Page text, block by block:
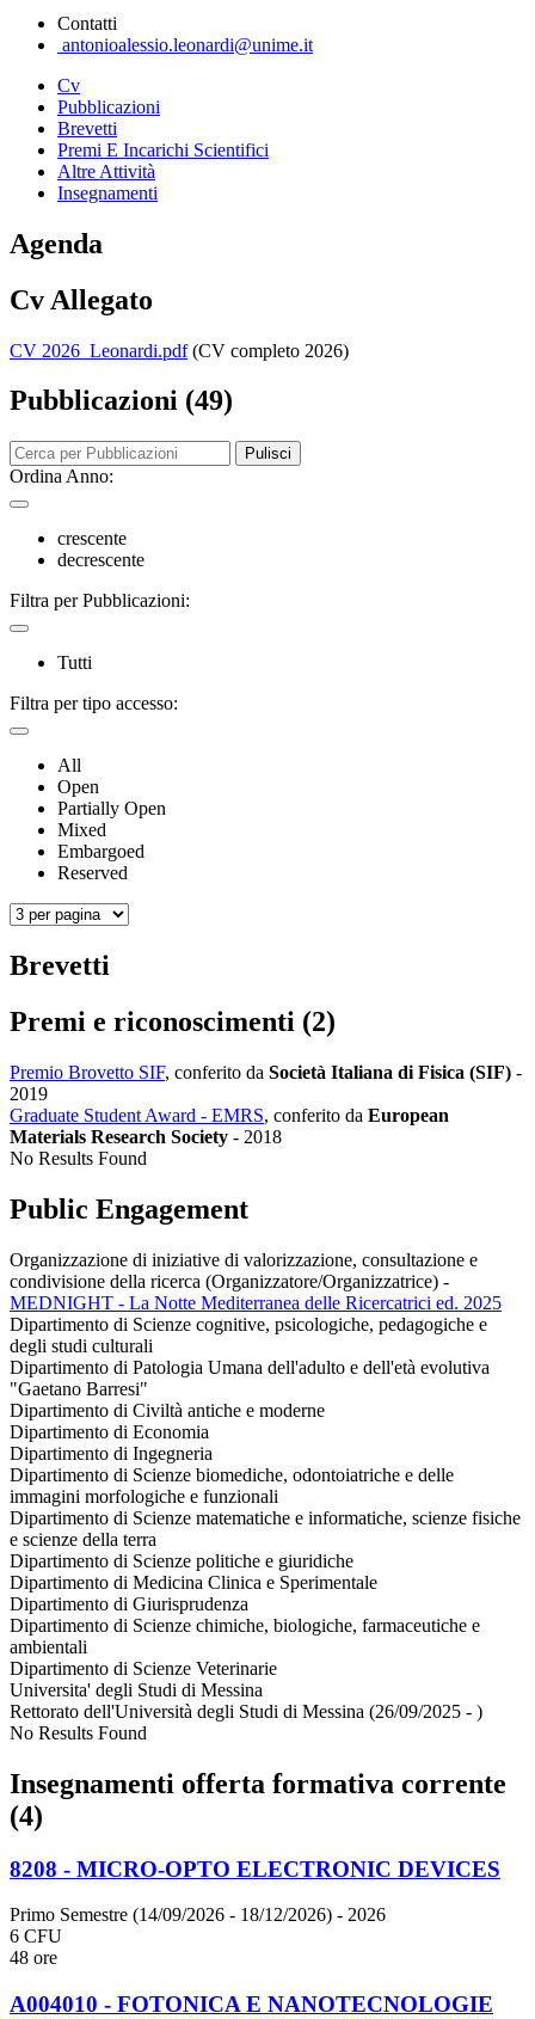
Contatti
antonioalessio.leonardi@unime.it
Cv
Pubblicazioni
Brevetti
Premi E Incarichi Scientifici
Altre Attività
Insegnamenti
Agenda
Cv Allegato
CV 2026_Leonardi.pdf(CV completo 2026)
Pubblicazioni (49)
Pulisci
Ordina Anno:
crescente
decrescente
Filtra per Pubblicazioni:
Tutti
Filtra per tipo accesso:
All
Open
Partially Open
Mixed
Embargoed
Reserved
Brevetti
Premi e riconoscimenti (2)
Premio Brovetto SIF, conferito da Società Italiana di Fisica (SIF) -
2019
Graduate Student Award - EMRS, conferito da European
Materials Research Society - 2018
No Results Found
Public Engagement
Organizzazione di iniziative di valorizzazione, consultazione e
condivisione della ricerca (Organizzatore/Organizzatrice) -
MEDNIGHT - La Notte Mediterranea delle Ricercatrici ed. 2025
Dipartimento di Scienze cognitive, psicologiche, pedagogiche e
degli studi culturali
Dipartimento di Patologia Umana dell'adulto e dell'età evolutiva
"Gaetano Barresi"
Dipartimento di Civiltà antiche e moderne
Dipartimento di Economia
Dipartimento di Ingegneria
Dipartimento di Scienze biomediche, odontoiatriche e delle
immagini morfologiche e funzionali
Dipartimento di Scienze matematiche e informatiche, scienze fisiche
e scienze della terra
Dipartimento di Scienze politiche e giuridiche
Dipartimento di Medicina Clinica e Sperimentale
Dipartimento di Giurisprudenza
Dipartimento di Scienze chimiche, biologiche, farmaceutiche e
ambientali
Dipartimento di Scienze Veterinarie
Universita' degli Studi di Messina
Rettorato dell'Università degli Studi di Messina (26/09/2025 - )
No Results Found
Insegnamenti offerta formativa corrente
(4)
8208 - MICRO-OPTO ELECTRONIC DEVICES
Primo Semestre (14/09/2026 - 18/12/2026) - 2026
6 CFU
48 ore
A004010 - FOTONICA E NANOTECNOLOGIE